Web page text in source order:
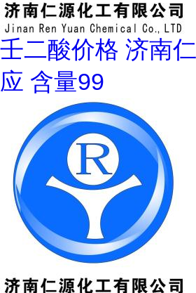
壬二酸价格 济南
应 含量99